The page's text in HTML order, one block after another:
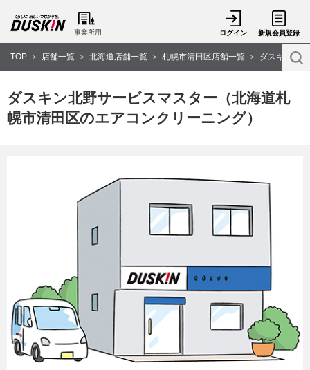
事業所用 ログイン 新規会員登録
TOP > 店舗一覧 > 北海道店舗一覧 > 札幌市清田区店舗一覧 > ダスキン北
ダスキン北野サービスマスター（北海道札
幌市清田区のエアコンクリーニング）